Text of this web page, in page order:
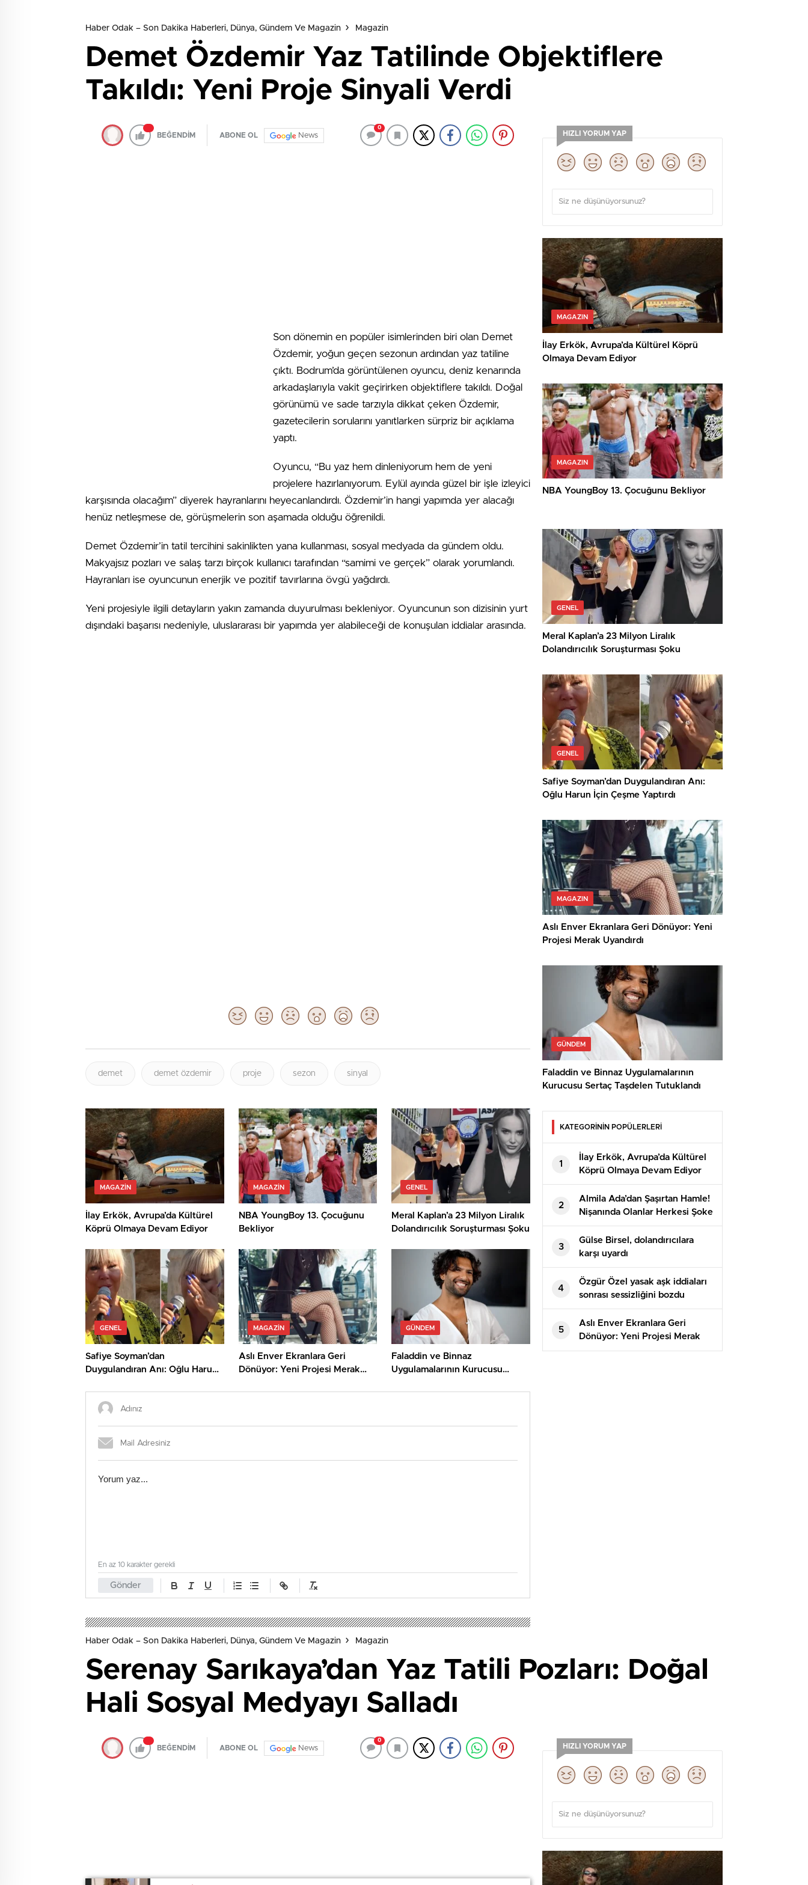
Haber Odak – Son Dakika Haberleri, Dünya, Gündem Ve Magazin Magazin
Demet Özdemir Yaz Tatilinde Objektiflere
Takıldı: Yeni Proje Sinyali Verdi
BEĞENDİM ABONE OL News
0
Son dönemin en popüler isimlerinden biri olan Demet
Özdemir, yoğun geçen sezonun ardından yaz tatiline
çıktı. Bodrum’da görüntülenen oyuncu, deniz kenarında
arkadaşlarıyla vakit geçirirken objektiflere takıldı. Doğal
görünümü ve sade tarzıyla dikkat çeken Özdemir,
gazetecilerin sorularını yanıtlarken sürpriz bir açıklama
yaptı.
Oyuncu, “Bu yaz hem dinleniyorum hem de yeni
projelere hazırlanıyorum. Eylül ayında güzel bir işle izleyici
karşısında olacağım” diyerek hayranlarını heyecanlandırdı. Özdemir’in hangi yapımda yer alacağı
henüz netleşmese de, görüşmelerin son aşamada olduğu öğrenildi.
Demet Özdemir’in tatil tercihini sakinlikten yana kullanması, sosyal medyada da gündem oldu.
Makyajsız pozları ve salaş tarzı birçok kullanıcı tarafından “samimi ve gerçek” olarak yorumlandı.
Hayranları ise oyuncunun enerjik ve pozitif tavırlarına övgü yağdırdı.
Yeni projesiyle ilgili detayların yakın zamanda duyurulması bekleniyor. Oyuncunun son dizisinin yurt
dışındaki başarısı nedeniyle, uluslararası bir yapımda yer alabileceği de konuşulan iddialar arasında.
demet demet özdemir proje sezon sinyal
MAGAZIN
İlay Erkök, Avrupa’da Kültürel
Köprü Olmaya Devam Ediyor
MAGAZIN
NBA YoungBoy 13. Çocuğunu
Bekliyor
GENEL
Meral Kaplan’a 23 Milyon Liralık
Dolandırıcılık Soruşturması Şoku
GENEL
Safiye Soyman’dan
Duygulandıran Anı: Oğlu Harun
MAGAZIN
Aslı Enver Ekranlara Geri
Dönüyor: Yeni Projesi Merak
GÜNDEM
Faladdin ve Binnaz
Uygulamalarının Kurucusu
Gönder
En az 10 karakter gerekli
HIZLI YORUM YAP
MAGAZIN
İlay Erkök, Avrupa’da Kültürel Köprü
Olmaya Devam Ediyor
MAGAZIN
NBA YoungBoy 13. Çocuğunu Bekliyor
GENEL
Meral Kaplan’a 23 Milyon Liralık
Dolandırıcılık Soruşturması Şoku
GENEL
Safiye Soyman’dan Duygulandıran Anı:
Oğlu Harun İçin Çeşme Yaptırdı
MAGAZIN
Aslı Enver Ekranlara Geri Dönüyor: Yeni
Projesi Merak Uyandırdı
GÜNDEM
Faladdin ve Binnaz Uygulamalarının
Kurucusu Sertaç Taşdelen Tutuklandı
KATEGORİNİN POPÜLERLERİ
1
İlay Erkök, Avrupa’da Kültürel
Köprü Olmaya Devam Ediyor
2
Almila Ada’dan Şaşırtan Hamle!
Nişanında Olanlar Herkesi Şoke
Etti!
3
Gülse Birsel, dolandırıcılara
karşı uyardı
4
Özgür Özel yasak aşk iddiaları
sonrası sessizliğini bozdu
5
Aslı Enver Ekranlara Geri
Dönüyor: Yeni Projesi Merak
Uyandırdı
Haber Odak – Son Dakika Haberleri, Dünya, Gündem Ve Magazin Magazin
Serenay Sarıkaya’dan Yaz Tatili Pozları: Doğal
Hali Sosyal Medyayı Salladı
BEĞENDİM ABONE OL News
0
HIZLI YORUM YAP